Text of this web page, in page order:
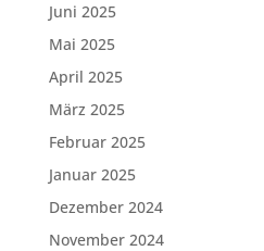
Juni 2025
Mai 2025
April 2025
März 2025
Februar 2025
Januar 2025
Dezember 2024
November 2024